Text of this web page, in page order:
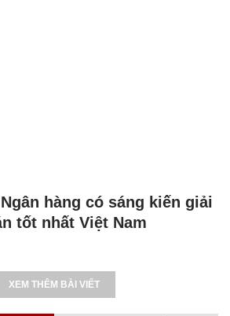
hàng có sáng kiến giải
tốt nhất Việt Nam
XEM THÊM BÀI VIẾT